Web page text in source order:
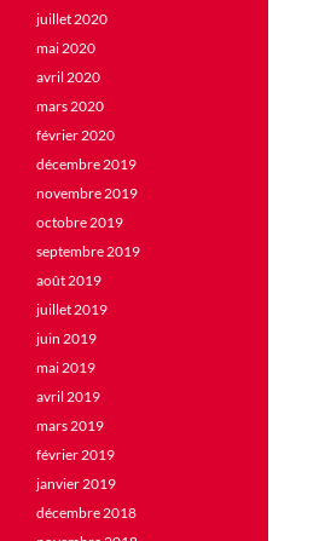
juillet 2020
mai 2020
avril 2020
mars 2020
février 2020
décembre 2019
novembre 2019
octobre 2019
septembre 2019
août 2019
juillet 2019
juin 2019
mai 2019
avril 2019
mars 2019
février 2019
janvier 2019
décembre 2018